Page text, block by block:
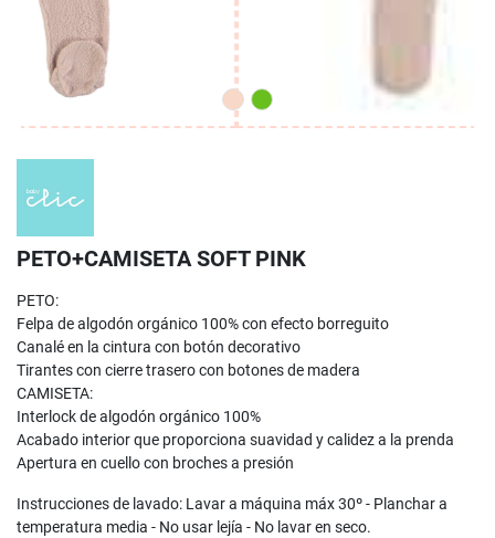
PETO+CAMISETA SOFT PINK
PETO:
Felpa de algodón orgánico 100% con efecto borreguito
Canalé en la cintura con botón decorativo
Tirantes con cierre trasero con botones de madera
CAMISETA:
Interlock de algodón orgánico 100%
Acabado interior que proporciona suavidad y calidez a la prenda
Apertura en cuello con broches a presión
Instrucciones de lavado: Lavar a máquina máx 30º - Planchar a
temperatura media - No usar lejía - No lavar en seco.